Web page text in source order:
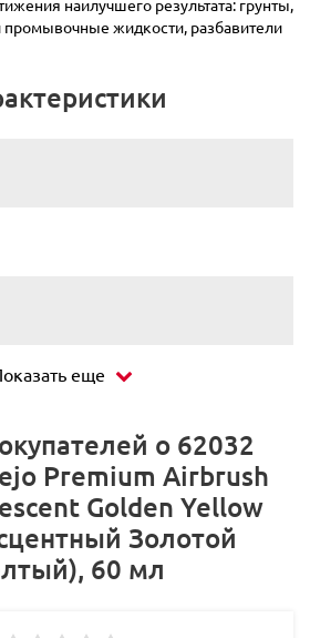
наилучшего результата: грунты,
жидкости, разбавители
еще
о 62032
Premium Airbrush
Golden Yellow
Золотой
60 мл